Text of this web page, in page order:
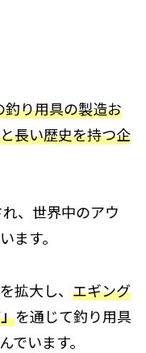
釣り用具の製造お
長い歴史を持つ企
、世界中のアウ
ます。
拡大し、 エギング
を通じて釣り用具
でいます。